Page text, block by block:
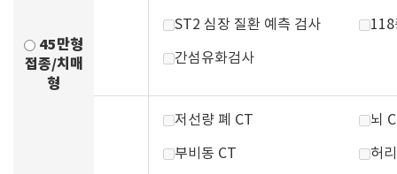
45만형
접종/치매
형
ST2 심장 질환 예측 검사 118
간섬유화검사
저선량 폐 CT 뇌
부비동 CT 허